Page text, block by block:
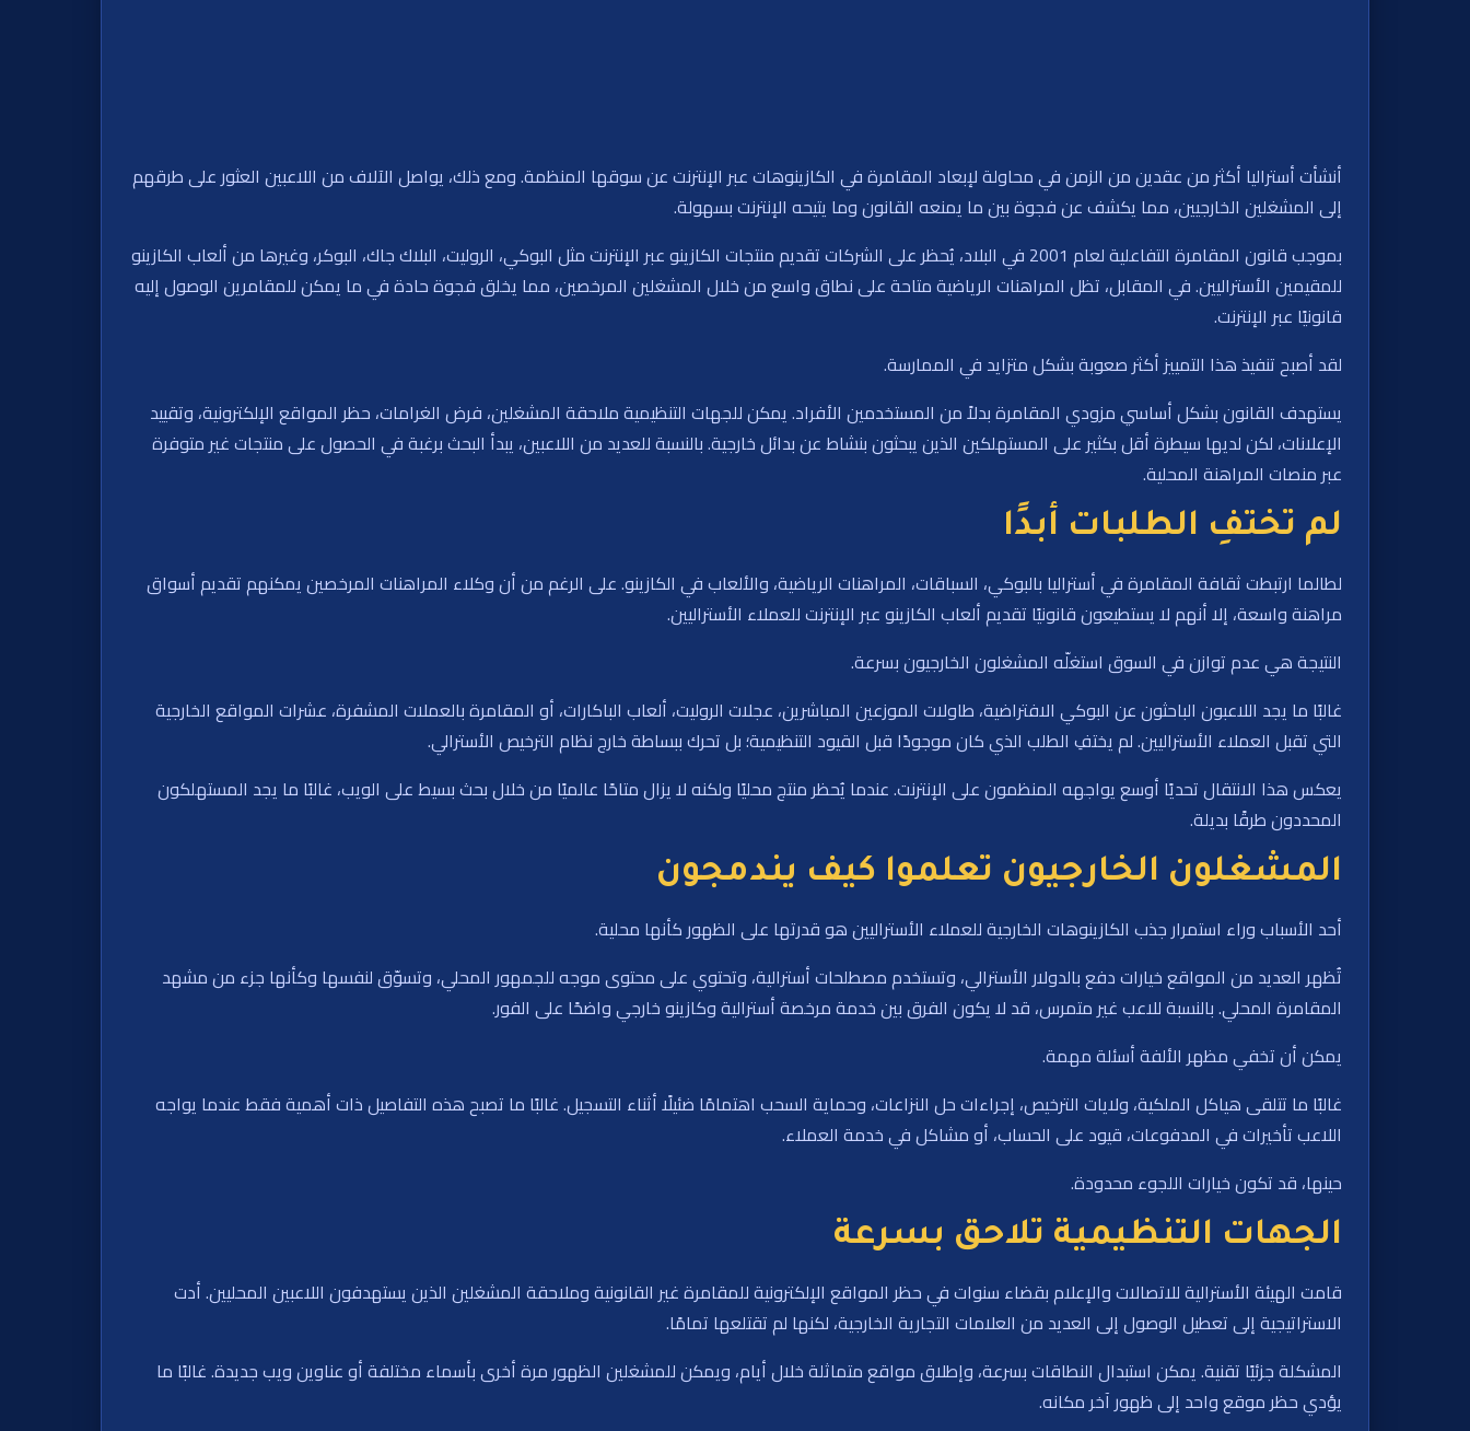
أنشأت أستراليا أكثر من عقدين من الزمن في محاولة لإبعاد المقامرة في الكازينوهات عبر الإنترنت عن سوقها المنظمة. ومع ذلك، يواصل الآلاف من اللاعبين العثور على طرقهم
إلى المشغلين الخارجيين، مما يكشف عن فجوة بين ما يمنعه القانون وما يتيحه الإنترنت بسهولة.
بموجب قانون المقامرة التفاعلية لعام 2001 في البلاد، يُحظر على الشركات تقديم منتجات الكازينو عبر الإنترنت مثل البوكي، الروليت، البلاك جاك، البوكر، وغيرها من ألعاب الكازينو
للمقيمين الأستراليين. في المقابل، تظل المراهنات الرياضية متاحة على نطاق واسع من خلال المشغلين المرخصين، مما يخلق فجوة حادة في ما يمكن للمقامرين الوصول إليه
قانونيًا عبر الإنترنت.
لقد أصبح تنفيذ هذا التمييز أكثر صعوبة بشكل متزايد في الممارسة.
يستهدف القانون بشكل أساسي مزودي المقامرة بدلاً من المستخدمين الأفراد. يمكن للجهات التنظيمية ملاحقة المشغلين، فرض الغرامات، حظر المواقع الإلكترونية، وتقييد
الإعلانات، لكن لديها سيطرة أقل بكثير على المستهلكين الذين يبحثون بنشاط عن بدائل خارجية. بالنسبة للعديد من اللاعبين، يبدأ البحث برغبة في الحصول على منتجات غير متوفرة
عبر منصات المراهنة المحلية.
لم تختفِ الطلبات أبدًا
لطالما ارتبطت ثقافة المقامرة في أستراليا بالبوكي، السباقات، المراهنات الرياضية، والألعاب في الكازينو. على الرغم من أن وكلاء المراهنات المرخصين يمكنهم تقديم أسواق
مراهنة واسعة، إلا أنهم لا يستطيعون قانونيًا تقديم ألعاب الكازينو عبر الإنترنت للعملاء الأستراليين.
النتيجة هي عدم توازن في السوق استغلّه المشغلون الخارجيون بسرعة.
غالبًا ما يجد اللاعبون الباحثون عن البوكي الافتراضية، طاولات الموزعين المباشرين، عجلات الروليت، ألعاب الباكارات، أو المقامرة بالعملات المشفرة، عشرات المواقع الخارجية
التي تقبل العملاء الأستراليين. لم يختفِ الطلب الذي كان موجودًا قبل القيود التنظيمية؛ بل تحرك ببساطة خارج نظام الترخيص الأسترالي.
يعكس هذا الانتقال تحديًا أوسع يواجهه المنظمون على الإنترنت. عندما يُحظر منتج محليًا ولكنه لا يزال متاحًا عالميًا من خلال بحث بسيط على الويب، غالبًا ما يجد المستهلكون
المحددون طرقًا بديلة.
المشغلون الخارجيون تعلموا كيف يندمجون
أحد الأسباب وراء استمرار جذب الكازينوهات الخارجية للعملاء الأستراليين هو قدرتها على الظهور كأنها محلية.
تُظهر العديد من المواقع خيارات دفع بالدولار الأسترالي، وتستخدم مصطلحات أسترالية، وتحتوي على محتوى موجه للجمهور المحلي، وتسوّق لنفسها وكأنها جزء من مشهد
المقامرة المحلي. بالنسبة للاعب غير متمرس، قد لا يكون الفرق بين خدمة مرخصة أسترالية وكازينو خارجي واضحًا على الفور.
يمكن أن تخفي مظهر الألفة أسئلة مهمة.
غالبًا ما تتلقى هياكل الملكية، ولايات الترخيص، إجراءات حل النزاعات، وحماية السحب اهتمامًا ضئيلًا أثناء التسجيل. غالبًا ما تصبح هذه التفاصيل ذات أهمية فقط عندما يواجه
اللاعب تأخيرات في المدفوعات، قيود على الحساب، أو مشاكل في خدمة العملاء.
حينها، قد تكون خيارات اللجوء محدودة.
الجهات التنظيمية تلاحق بسرعة
قامت الهيئة الأسترالية للاتصالات والإعلام بقضاء سنوات في حظر المواقع الإلكترونية للمقامرة غير القانونية وملاحقة المشغلين الذين يستهدفون اللاعبين المحليين. أدت
الاستراتيجية إلى تعطيل الوصول إلى العديد من العلامات التجارية الخارجية، لكنها لم تقتلعها تمامًا.
المشكلة جزئيًا تقنية. يمكن استبدال النطاقات بسرعة، وإطلاق مواقع متماثلة خلال أيام، ويمكن للمشغلين الظهور مرة أخرى بأسماء مختلفة أو عناوين ويب جديدة. غالبًا ما
يؤدي حظر موقع واحد إلى ظهور آخر مكانه.